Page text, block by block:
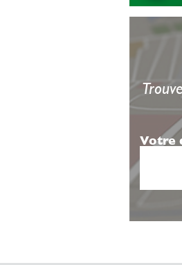
Votre